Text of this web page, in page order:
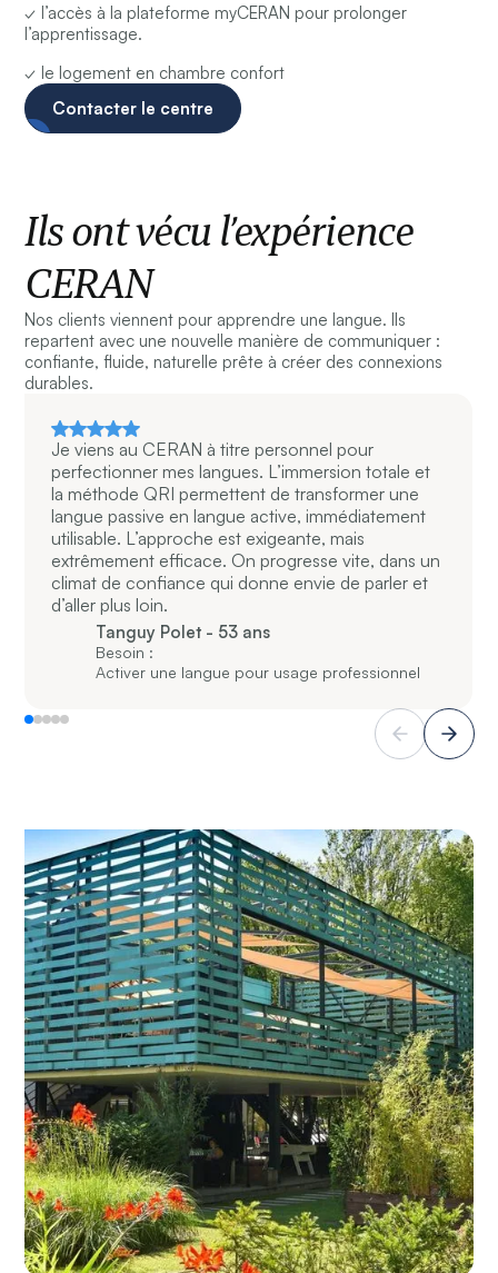
✓ l’accès à la plateforme myCERAN pour prolonger
l’apprentissage.
✓ le logement en chambre confort
Contacter le centre
Ils ont vécu l’expérience
CERAN
Nos clients viennent pour apprendre une langue. Ils
repartent avec une nouvelle manière de communiquer :
confiante, fluide, naturelle prête à créer des connexions
durables.
Je viens au CERAN à titre personnel pour
perfectionner mes langues. L’immersion totale et
la méthode QRI permettent de transformer une
langue passive en langue active, immédiatement
utilisable. L’approche est exigeante, mais
extrêmement efficace. On progresse vite, dans un
climat de confiance qui donne envie de parler et
d’aller plus loin.
Tanguy Polet - 53 ans
Besoin :
Activer une langue pour usage professionnel